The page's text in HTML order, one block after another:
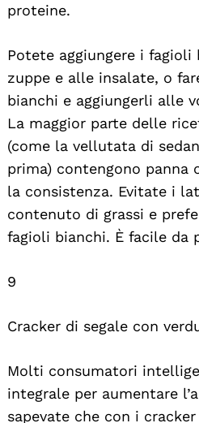
proteine.
Potete aggiungere i
zuppe e alle insalate, o
bianchi e aggiungerli alle
La maggior parte delle
(come la vellutata di
prima) contengono panna
la consistenza. Evitate i
contenuto di grassi e
fagioli bianchi. È facile da
9
Cracker di segale con
Molti consumatori
integrale per aumentare
sapevate che con i